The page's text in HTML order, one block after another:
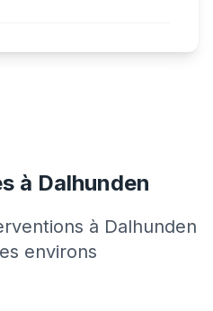
à Dalhunden
à Dalhunden
environs